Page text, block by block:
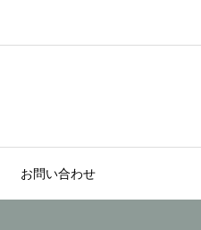
お問い合わせ